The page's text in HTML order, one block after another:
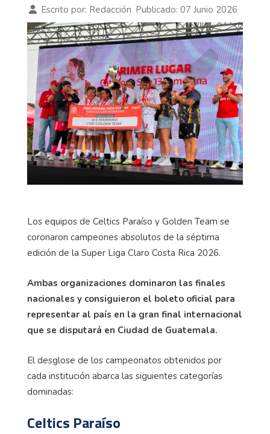
Escrito por: Redacción Publicado: 07 Junio 2026
Los equipos de Celtics Paraíso y Golden Team se
coronaron campeones absolutos de la séptima
edición de la Super Liga Claro Costa Rica 2026.
Ambas organizaciones dominaron las finales
nacionales y consiguieron el boleto oficial para
representar al país en la gran final internacional
que se disputará en Ciudad de Guatemala.
El desglose de los campeonatos obtenidos por
cada institución abarca las siguientes categorías
dominadas:
Celtics Paraíso